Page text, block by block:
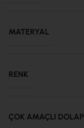
MATERYAL
RENK
ÇOK AMAÇLI DOLAP